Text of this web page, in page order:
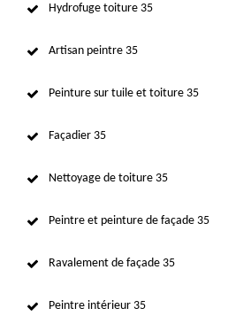
Hydrofuge toiture 35
Artisan peintre 35
Peinture sur tuile et toiture 35
Façadier 35
Nettoyage de toiture 35
Peintre et peinture de façade 35
Ravalement de façade 35
Peintre intérieur 35